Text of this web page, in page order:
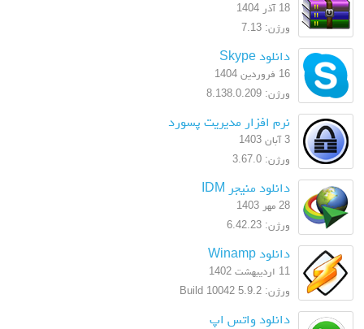
18 آذر 1404
ورژن: 7.13
دانلود Skype
16 فروردین 1404
ورژن: 8.138.0.209
نرم افزار مدیریت پسورد
3 آبان 1403
ورژن: 3.67.0
دانلود منیجر IDM
28 مهر 1403
ورژن: 6.42.23
دانلود Winamp
11 اردیبهشت 1402
ورژن: 5.9.2 Build 10042
دانلود واتس اپ